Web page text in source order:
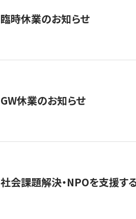
臨時休業のお知らせ
GW休業のお知らせ
社会課題解決・NPOを支援す